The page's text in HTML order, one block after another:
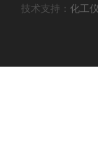
技术支持： 化工